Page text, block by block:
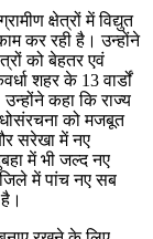
क्षेत्रों में विद्युत
कर रही है। उन्होंने
को बेहतर एवं
शहर के 13 वार्डों
कहा कि राज्य
को मजबूत
सरेखा में नए
में भी जल्द नए
में पांच नए सब